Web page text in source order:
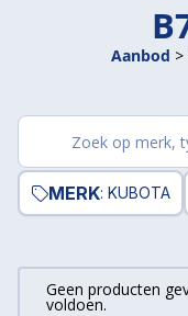
Aanbod >
producten
MERK: KUBOTA
Geen producten
voldoen.